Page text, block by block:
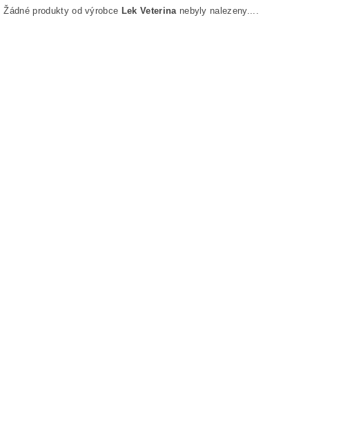
Žádné produkty od výrobce Lek Veterinanebyly nalezeny....